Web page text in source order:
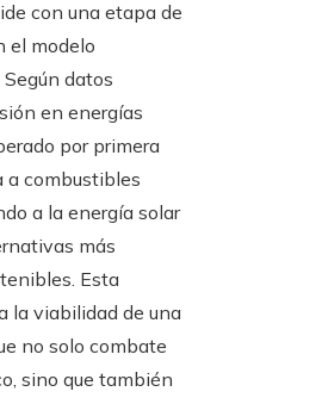
con una etapa de
el modelo
datos
en energías
por primera
a combustibles
a la energía solar
más
Esta
la viabilidad de una
no solo combate
sino que también